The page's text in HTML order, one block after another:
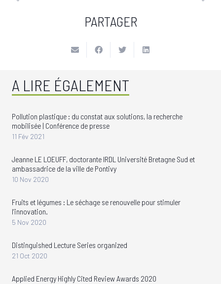
PARTAGER
A LIRE ÉGALEMENT
Pollution plastique : du constat aux solutions, la recherche
mobilisée | Conférence de presse
11 Fév 2021
Jeanne LE LOEUFF, doctorante IRDL Université Bretagne Sud et
ambassadrice de la ville de Pontivy
10 Nov 2020
Fruits et légumes : Le séchage se renouvelle pour stimuler
l’innovation.
5 Nov 2020
Distinguished Lecture Series organized
21 Oct 2020
Applied Energy Highly Cited Review Awards 2020